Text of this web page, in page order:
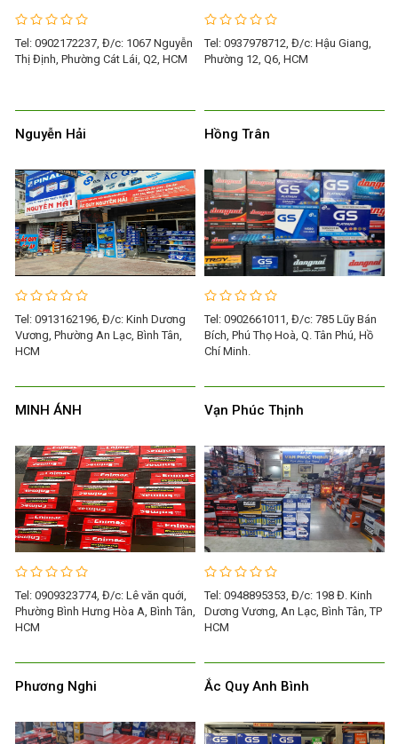
Tel: 0902172237, Đ/c: 1067 Nguyễn
Thị Định, Phường Cát Lái, Q2, HCM
Tel: 0937978712, Đ/c: Hậu Giang,
Phường 12, Q6, HCM
Nguyễn Hải
Tel: 0913162196, Đ/c: Kinh Dương
Vương, Phường An Lạc, Bình Tân,
HCM
Hồng Trân
Tel: 0902661011, Đ/c: 785 Lũy Bán
Bích, Phú Thọ Hoà, Q. Tân Phú, Hồ
Chí Minh.
MINH ÁNH
Tel: 0909323774, Đ/c: Lê văn quới,
Phường Bình Hưng Hòa A, Bình Tân,
HCM
Vạn Phúc Thịnh
Tel: 0948895353, Đ/c: 198 Đ. Kinh
Dương Vương, An Lạc, Bình Tân, TP
HCM
Phương Nghi Ắc Quy Anh Bình